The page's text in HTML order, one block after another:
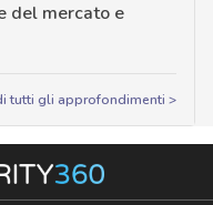
del mercato e
tutti gli approfondimenti >